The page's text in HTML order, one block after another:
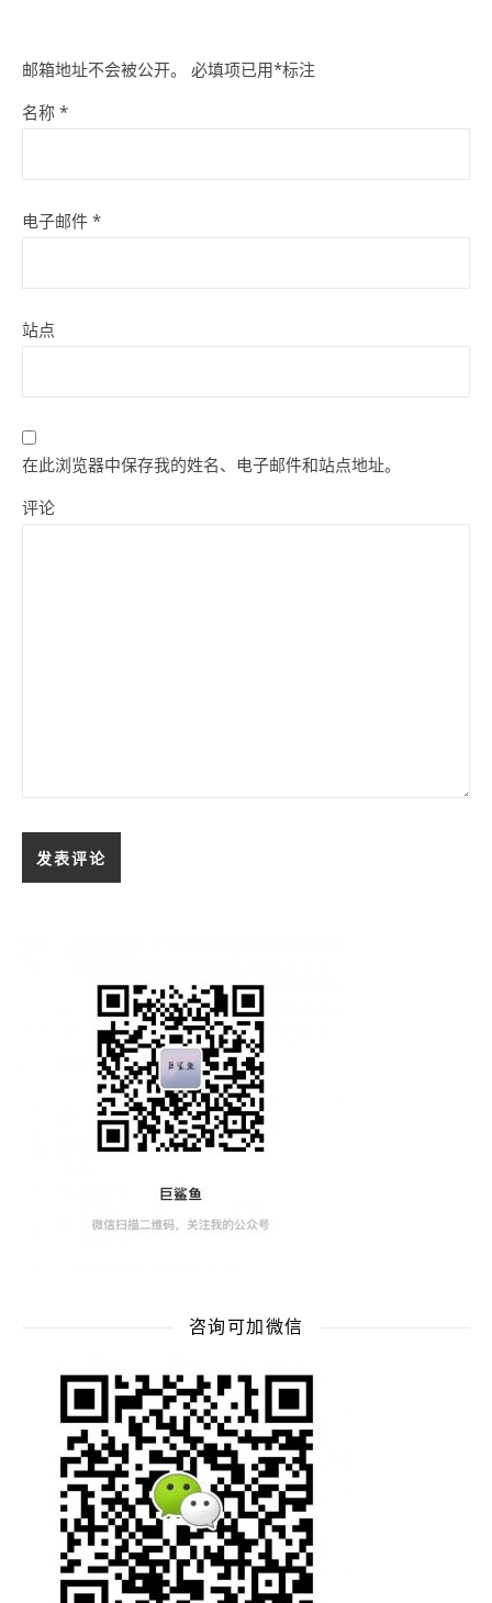
邮箱地址不会被公开。 必填项已用*标注
名称 *
电子邮件 *
站点
在此浏览器中保存我的姓名、电子邮件和站点地址。
评论
咨询可加微信